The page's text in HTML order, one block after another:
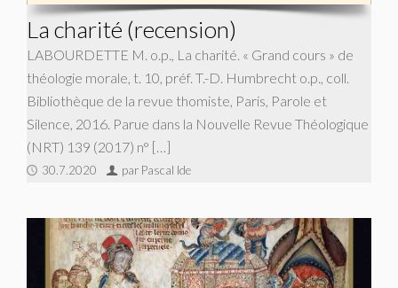
La charité (recension)
LABOURDETTE M. o.p., La charité. « Grand cours » de
théologie morale, t. 10, préf. T.-D. Humbrecht o.p., coll.
Bibliothèque de la revue thomiste, Paris, Parole et
Silence, 2016. Parue dans la Nouvelle Revue Théologique
(NRT) 139 (2017) n° […]
30.7.2020 par Pascal Ide